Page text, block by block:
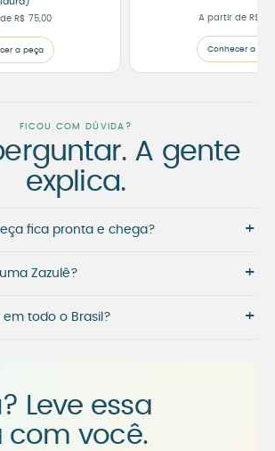
R$ 75,00
a peça
A partir de R$
Conhecer a
FICOU COM DÚVIDA?
A gente
explica.
fica pronta e chega? +
Zazulê? +
todo o Brasil? +
Leve essa
com você.